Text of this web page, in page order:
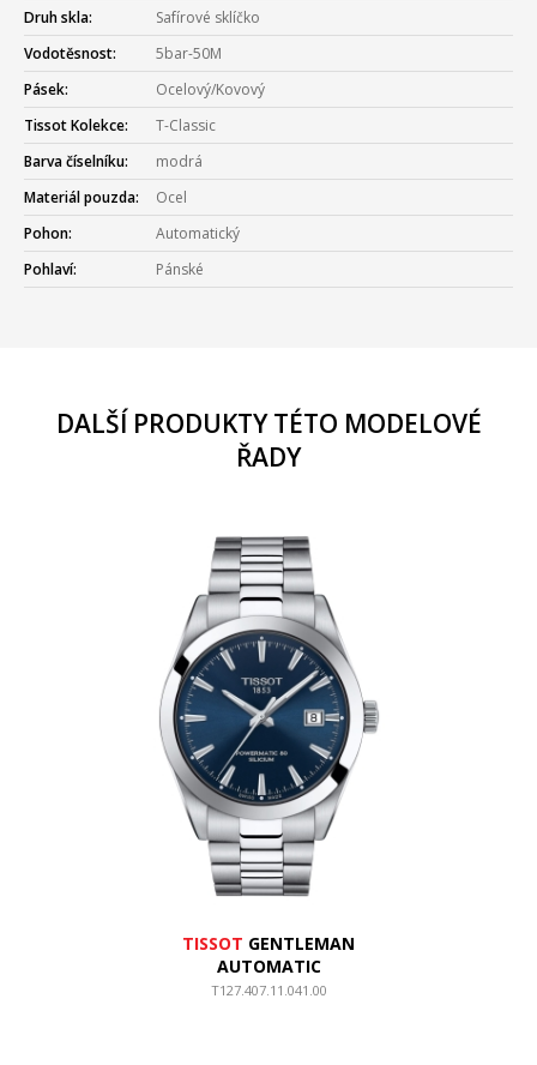
Druh skla:
Safírové sklíčko
Vodotěsnost:
5bar-50M
Pásek:
Ocelový/Kovový
Tissot Kolekce:
T-Classic
Barva číselníku:
modrá
Materiál pouzda:
Ocel
Pohon:
Automatický
Pohlaví:
Pánské
DALŠÍ PRODUKTY TÉTO MODELOVÉ
ŘADY
TISSOT GENTLEMAN
AUTOMATIC
T127.407.11.041.00